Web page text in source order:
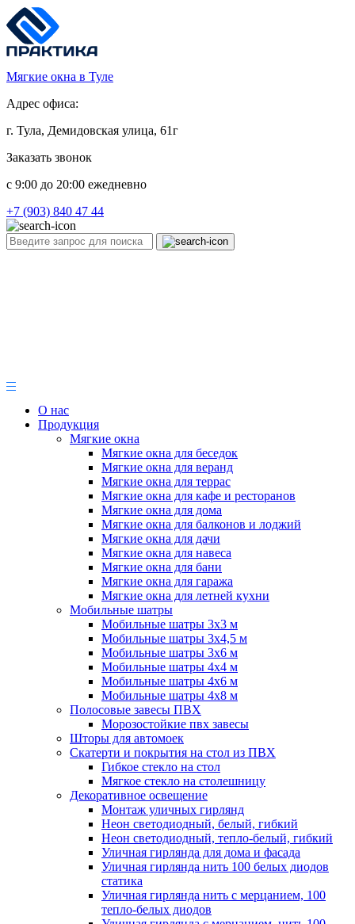
Мягкие окна в Туле
Адрес офиса:
г. Тула, Демидовская улица, 61г
Заказать звонок
c 9:00 до 20:00 ежедневно
+7 (903) 840 47 44
О нас
Продукция
Мягкие окна
Мягкие окна для беседок
Мягкие окна для веранд
Мягкие окна для террас
Мягкие окна для кафе и ресторанов
Мягкие окна для дома
Мягкие окна для балконов и лоджий
Мягкие окна для дачи
Мягкие окна для навеса
Мягкие окна для бани
Мягкие окна для гаража
Мягкие окна для летней кухни
Мобильные шатры
Мобильные шатры 3х3 м
Мобильные шатры 3х4,5 м
Мобильные шатры 3х6 м
Мобильные шатры 4х4 м
Мобильные шатры 4х6 м
Мобильные шатры 4х8 м
Полосовые завесы ПВХ
Морозостойкие пвх завесы
Шторы для автомоек
Скатерти и покрытия на стол из ПВХ
Гибкое стекло на стол
Мягкое стекло на столешницу
Декоративное освещение
Монтаж уличных гирлянд
Неон светодиодный, белый, гибкий
Неон светодиодный, тепло-белый, гибкий
Уличная гирлянда для дома и фасада
Уличная гирлянда нить 100 белых диодов
статика
Уличная гирлянда нить с мерцанием, 100
тепло-белых диодов